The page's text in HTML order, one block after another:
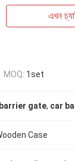
এখন
MOQ: 1set
gate, car
Case